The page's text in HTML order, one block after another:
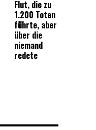
Flut, die zu
1.200 Toten
führte, aber
über die
niemand
redete